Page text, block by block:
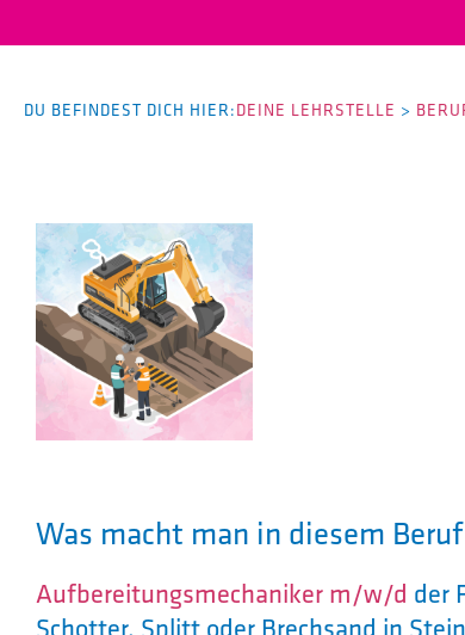
DU BEFINDEST DICH HIER:DEINE LEHRSTELLE >
Was macht man in diesem
Aufbereitungsmechaniker m/w/d der
Schotter, Splitt oder Brechsand in